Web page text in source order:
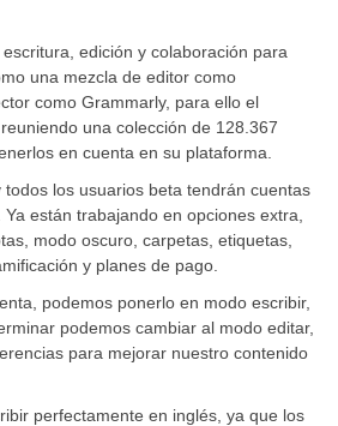
edición y colaboración para
una mezcla de editor como
como Grammarly, para ello el
una colección de 128.367
en cuenta en su plataforma.
todos los usuarios beta tendrán cuentas
están trabajando en opciones extra,
modo oscuro, carpetas, etiquetas,
y planes de pago.
podemos ponerlo en modo escribir,
podemos cambiar al modo editar,
para mejorar nuestro contenido
perfectamente en inglés, ya que los